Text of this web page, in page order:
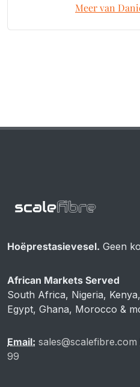
Meer van
Hoëprestasievesel. Geen
African Markets Served
South Africa, Nigeria, Kenya,
Egypt, Ghana, Morocco &
Email: sales@scalefibre.com
99